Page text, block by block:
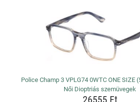
Police Champ 3 VPLG74 0WTC ONE SIZE
Női Dioptriás szemüvegek
26555 Ft